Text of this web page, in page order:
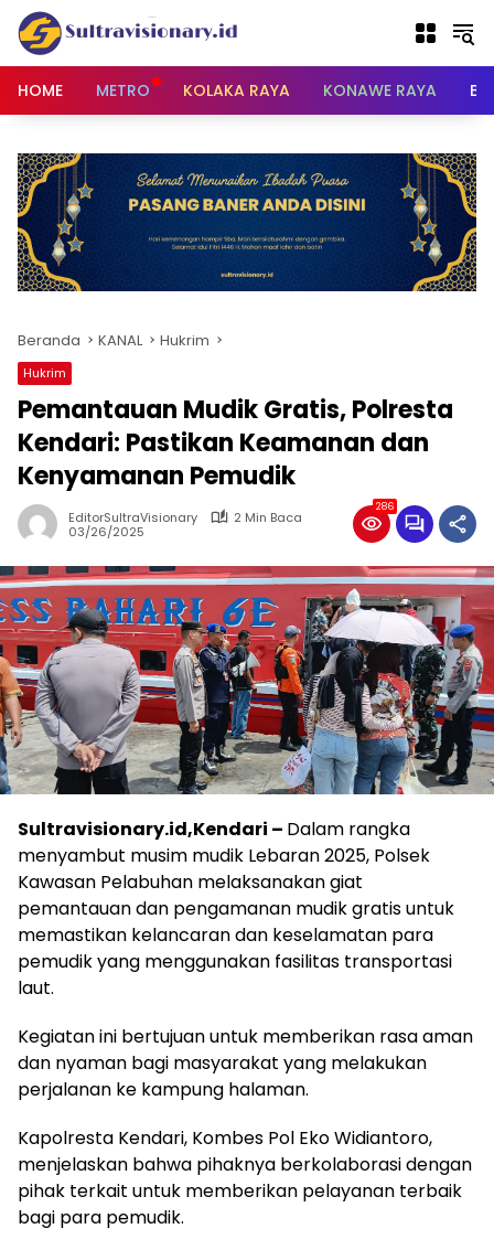
Langsung
konten
HOME
METRO KOLAKA RAYA KONAWE RAYA
Beranda KANAL Hukrim
Hukrim
Pemantauan Mudik Gratis, Polresta
Kendari: Pastikan Keamanan dan
Kenyamanan Pemudik
EditorSultraVisionary
2 Min Baca
03/26/2025
286
Sultravisionary.id,Kendari – Dalam rangka
menyambut musim mudik Lebaran 2025, Polsek
Kawasan Pelabuhan melaksanakan giat
pemantauan dan pengamanan mudik gratis untuk
memastikan kelancaran dan keselamatan para
pemudik yang menggunakan fasilitas transportasi
laut.
Kegiatan ini bertujuan untuk memberikan rasa aman
dan nyaman bagi masyarakat yang melakukan
perjalanan ke kampung halaman.
Kapolresta Kendari, Kombes Pol Eko Widiantoro,
menjelaskan bahwa pihaknya berkolaborasi dengan
pihak terkait untuk memberikan pelayanan terbaik
bagi para pemudik.